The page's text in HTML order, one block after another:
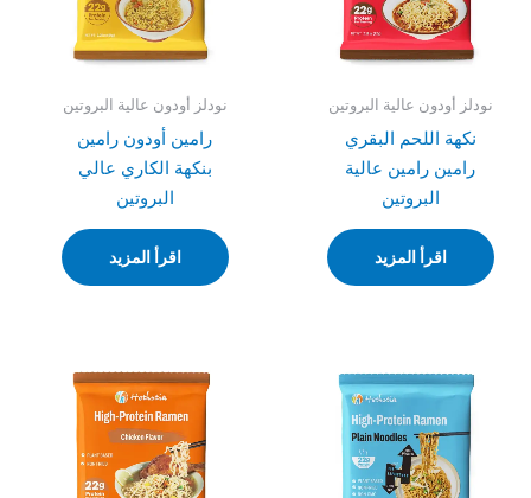
نودلز أودون عالية البروتين
رامين أودون رامين
بنكهة الكاري عالي
البروتين
اقرأ المزيد
نودلز أودون عالية البروتين
نكهة اللحم البقري
رامين رامين عالية
البروتين
اقرأ المزيد